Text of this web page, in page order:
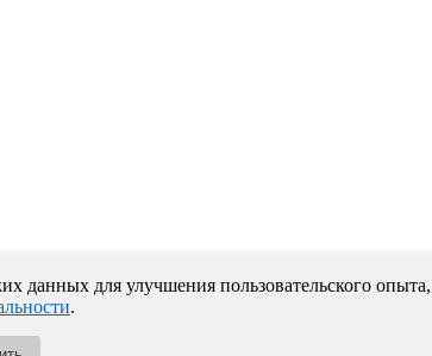
данных для улучшения пользовательского
.